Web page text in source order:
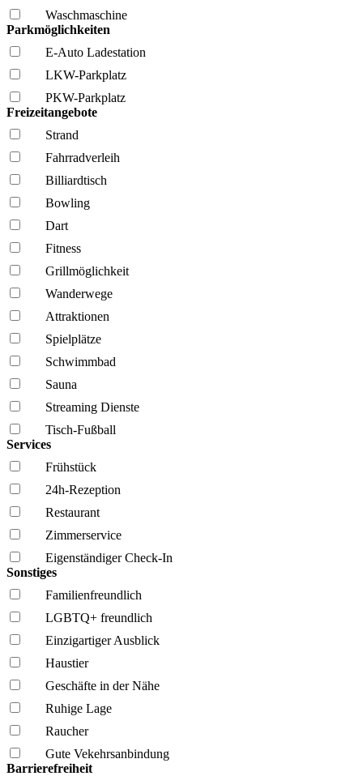
Wasch­maschine
Parkmöglichkeiten
E-Auto Ladestation
LKW-Parkplatz
PKW-Parkplatz
Freizeitangebote
Strand
Fahrrad­verleih
Billiardtisch
Bowling
Dart
Fitness
Grillmöglich­keit
Wanderwege
Attraktionen
Spielplätze
Schwimmbad
Sauna
Streaming Dienste
Tisch-Fußball
Services
Frühstück
24h-Rezeption
Restaurant
Zimmerservice
Eigenständiger Check-In
Sonstiges
Familien­freundlich
LGBTQ+ freundlich
Einzigartiger Ausblick
Haustier
Geschäfte in der Nähe
Ruhige Lage
Raucher
Gute Vekehrsanbindung
Barrierefreiheit